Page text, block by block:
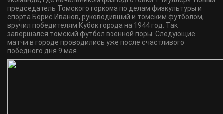
председатель Томского горкома по делам физкультуры и
спорта Борис Иванов, руководивший и томским футболом,
вручил победителям Кубок города на 1944 год. Так
завершался томский футбол военной поры. Следующие
матчи в городе проводились уже после счастливого
победного дня 9 мая.